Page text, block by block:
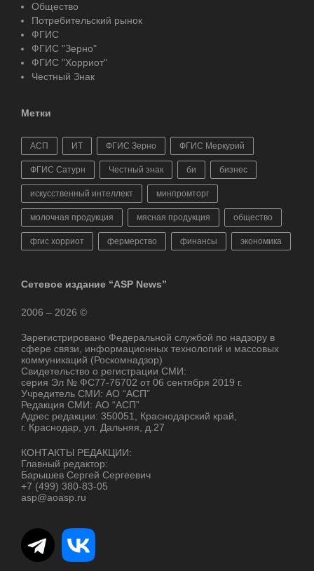
Общество
Потребительский рынок
ФГИС
ФГИС "Зерно"
ФГИС "Хорриот"
Честный Знак
Метки
АСП ИТ ФГИС Зерно ФГИС Меркурий
ФГИС Сатурн Честный знак би бизнес
искусственный интеллект минпромторг
молочная продукция мясная продукция общество
фгис хорриот фермерство финансы экономика
Сетевое издание “ASP News”
2006 – 2026 ©
Зарегистрировано Федеральной службой по надзору в
сфере связи, информационных технологий и массовых
коммуникаций (Роскомнадзор)
Свидетельство о регистрации СМИ:
серия Эл № ФС77-76702 от 06 сентября 2019 г.
Учредитель СМИ: АО “АСП”
Редакция СМИ: АО “АСП”
Адрес редакции: 350051, Краснодарский край,
г. Краснодар, ул. Дальняя, д.27
КОНТАКТЫ РЕДАКЦИИ:
Главный редактор:
Барышев Сергей Сергеевич
+7 (499) 380-83-05
asp@aoasp.ru